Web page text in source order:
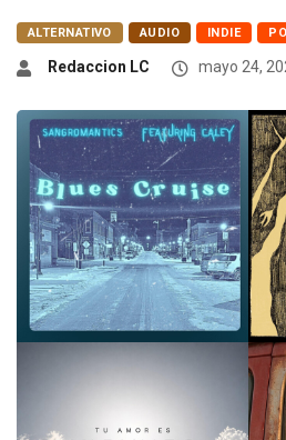
ALTERNATIVO AUDIO INDIE
Redaccion LC mayo 24,